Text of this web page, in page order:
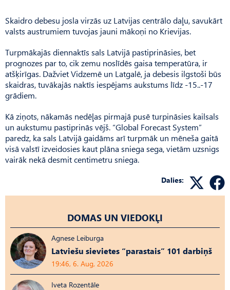
Skaidro debesu josla virzās uz Latvijas centrālo daļu, savukārt
valsts austrumiem tuvojas jauni mākoņi no Krievijas.
Turpmākajās diennaktīs sals Latvijā pastiprināsies, bet
prognozes par to, cik zemu noslīdēs gaisa temperatūra, ir
atšķirīgas. Dažviet Vidzemē un Latgalē, ja debesis ilgstoši būs
skaidras, tuvākajās naktīs iespējams aukstums līdz -15..-17
grādiem.
Kā ziņots, nākamās nedēļas pirmajā pusē turpināsies kailsals
un aukstumu pastiprinās vējš. “Global Forecast System”
paredz, ka sals Latvijā gaidāms arī turpmāk un mēneša gaitā
visā valstī izveidosies kaut plāna sniega sega, vietām uzsnigs
vairāk nekā desmit centimetru sniega.
Dalies:
DOMAS UN VIEDOKĻI
Agnese Leiburga
Latviešu sievietes “parastais” 101 darbiņš
19:46, 6. Aug, 2026
Iveta Rozentāle